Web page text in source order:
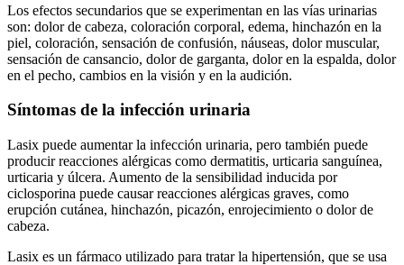
Los efectos secundarios que se experimentan en las vías urinarias
son: dolor de cabeza, coloración corporal, edema, hinchazón en la
piel, coloración, sensación de confusión, náuseas, dolor muscular,
sensación de cansancio, dolor de garganta, dolor en la espalda, dolor
en el pecho, cambios en la visión y en la audición.
Síntomas de la infección urinaria
Lasix puede aumentar la infección urinaria, pero también puede
producir reacciones alérgicas como dermatitis, urticaria sanguínea,
urticaria y úlcera. Aumento de la sensibilidad inducida por
ciclosporina puede causar reacciones alérgicas graves, como
erupción cutánea, hinchazón, picazón, enrojecimiento o dolor de
cabeza.
Lasix es un fármaco utilizado para tratar la hipertensión, que se usa